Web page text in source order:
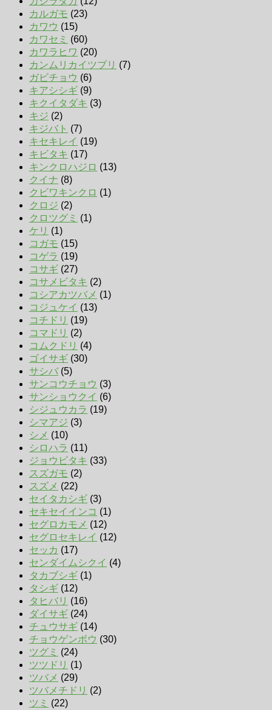
カルガモ (23)
カワウ (15)
カワセミ (60)
カワラヒワ (20)
カンムリカイツブリ (7)
ガビチョウ (6)
キアシシギ (9)
キクイタダキ (3)
キジ (2)
キジバト (7)
キセキレイ (19)
キビタキ (17)
キンクロハジロ (13)
クイナ (8)
クビワキンクロ (1)
クロジ (2)
クロツグミ (1)
ケリ (1)
コガモ (15)
コゲラ (19)
コサギ (27)
コサメビタキ (2)
コシアカツバメ (1)
コジュケイ (13)
コチドリ (19)
コマドリ (2)
コムクドリ (4)
ゴイサギ (30)
サシバ (5)
サンコウチョウ (3)
サンショウクイ (6)
シジュウカラ (19)
シマアジ (3)
シメ (10)
シロハラ (11)
ジョウビタキ (33)
スズガモ (2)
スズメ (22)
セイタカシギ (3)
セキセイインコ (1)
セグロカモメ (12)
セグロセキレイ (12)
セッカ (17)
センダイムシクイ (4)
タカブシギ (1)
タシギ (12)
タヒバリ (16)
ダイサギ (24)
チュウサギ (14)
チョウゲンボウ (30)
ツグミ (24)
ツツドリ (1)
ツバメ (29)
ツバメチドリ (2)
ツミ (22)